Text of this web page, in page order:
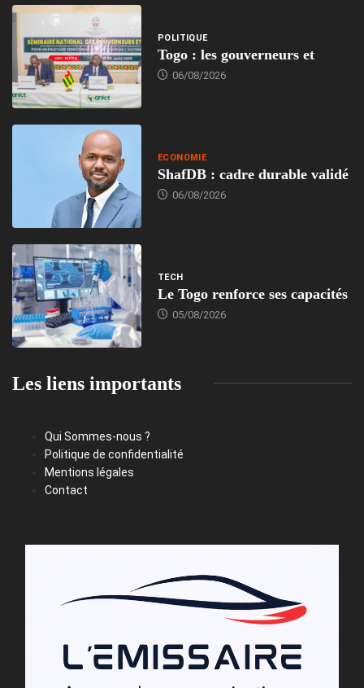
POLITIQUE
Togo : les gouverneurs et
06/08/2026
ECONOMIE
ShafDB : cadre durable validé
06/08/2026
TECH
Le Togo renforce ses capacités
05/08/2026
Les liens importants
Qui Sommes-nous ?
Politique de confidentialité
Mentions légales
Contact